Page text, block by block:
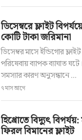
ডিসেম্বরে ফ্লাইট
কোটি টাকা জরিমানা
ডিসেম্বর মাসে ইন্ডিগোর ফ্লাইট
পরিষেবায় ব্যাপক ব্যাঘাত
সমস্যার কারণ অনুসন্ধানে ...
৭ মাস আগে
হিথ্রোতে বিদ্যুৎ
ফিরল বিমানের ফ্লাইট